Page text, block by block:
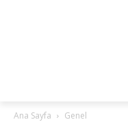
Ana Sayfa Genel